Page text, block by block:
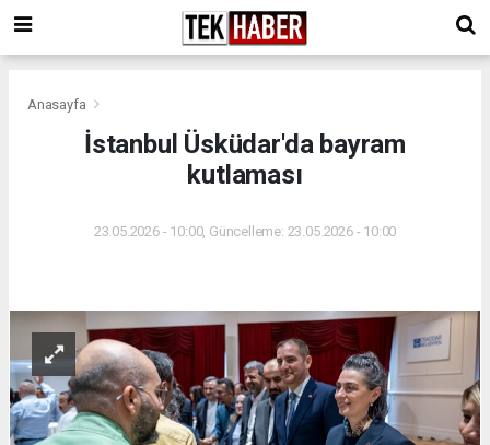
Anasayfa
İstanbul Üsküdar'da bayram
kutlaması
23.05.2026 - 10:00, Güncelleme: 23.05.2026 - 10:00